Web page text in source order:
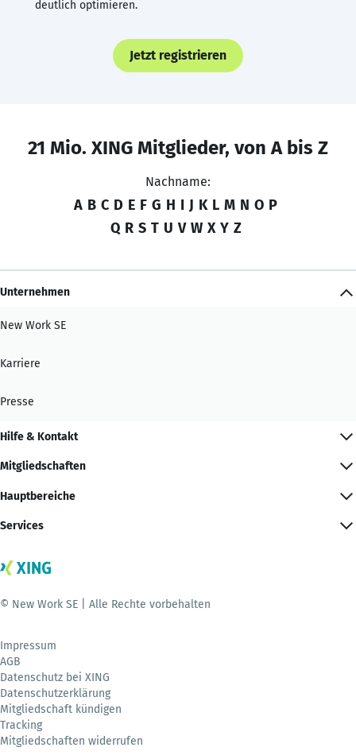
deutlich optimieren.
Jetzt registrieren
21 Mio. XING Mitglieder, von A bis Z
Nachname:
A B C D E F G H I J K L M N O P
Q R S T U V W X Y Z
Unternehmen
New Work SE
Karriere
Presse
Hilfe & Kontakt
Mitgliedschaften
Hauptbereiche
Services
© New Work SE | Alle Rechte vorbehalten
Impressum
AGB
Datenschutz bei XING
Datenschutzerklärung
Mitgliedschaft kündigen
Tracking
Mitgliedschaften widerrufen